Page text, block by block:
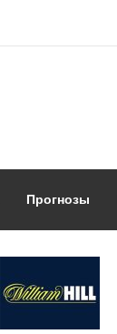
Прогнозы